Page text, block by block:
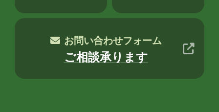
お問い合わせフォーム
ご相談承ります